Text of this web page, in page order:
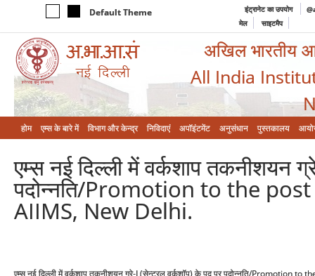
Default Theme इंट्रानेट का उपयोग
मेल
साइटमैप
अखिल भारतीय
All India
होम एम्‍स के बारे में विभाग और केन्‍द्र निविदाएं अपॉइंटमेंट अनुसंधान पुस्तकालय
एम्स नई दिल्ली में वर्कशाप तकनीशयन
पदोन्नति/Promotion to the
AIIMS, New Delhi.
एम्स नई दिल्ली में वर्कशाप तकनीशयन ग्रे-I (सेन्ट्रल वर्कशॉप) के पद पर पदोन्नति/